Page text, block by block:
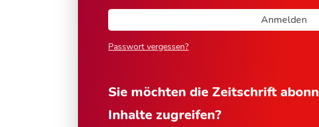
Passwort vergessen?
Sie möchten die Zeitschrift
Inhalte zugreifen?